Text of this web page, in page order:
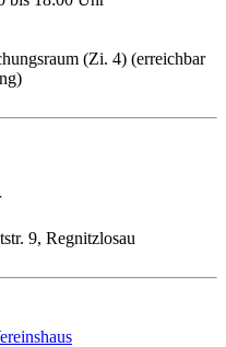
(Zi. 4) (erreichbar
9, Regnitzlosau